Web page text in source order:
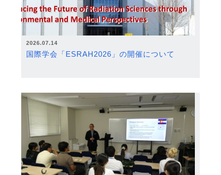
2026.07.14
国際学会「ESRAH2026」の開催について